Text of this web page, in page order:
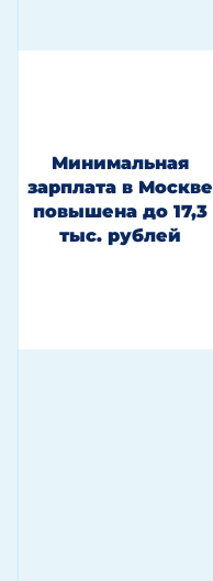
Минимальная
зарплата в Москве
повышена до 17,3
тыс. рублей